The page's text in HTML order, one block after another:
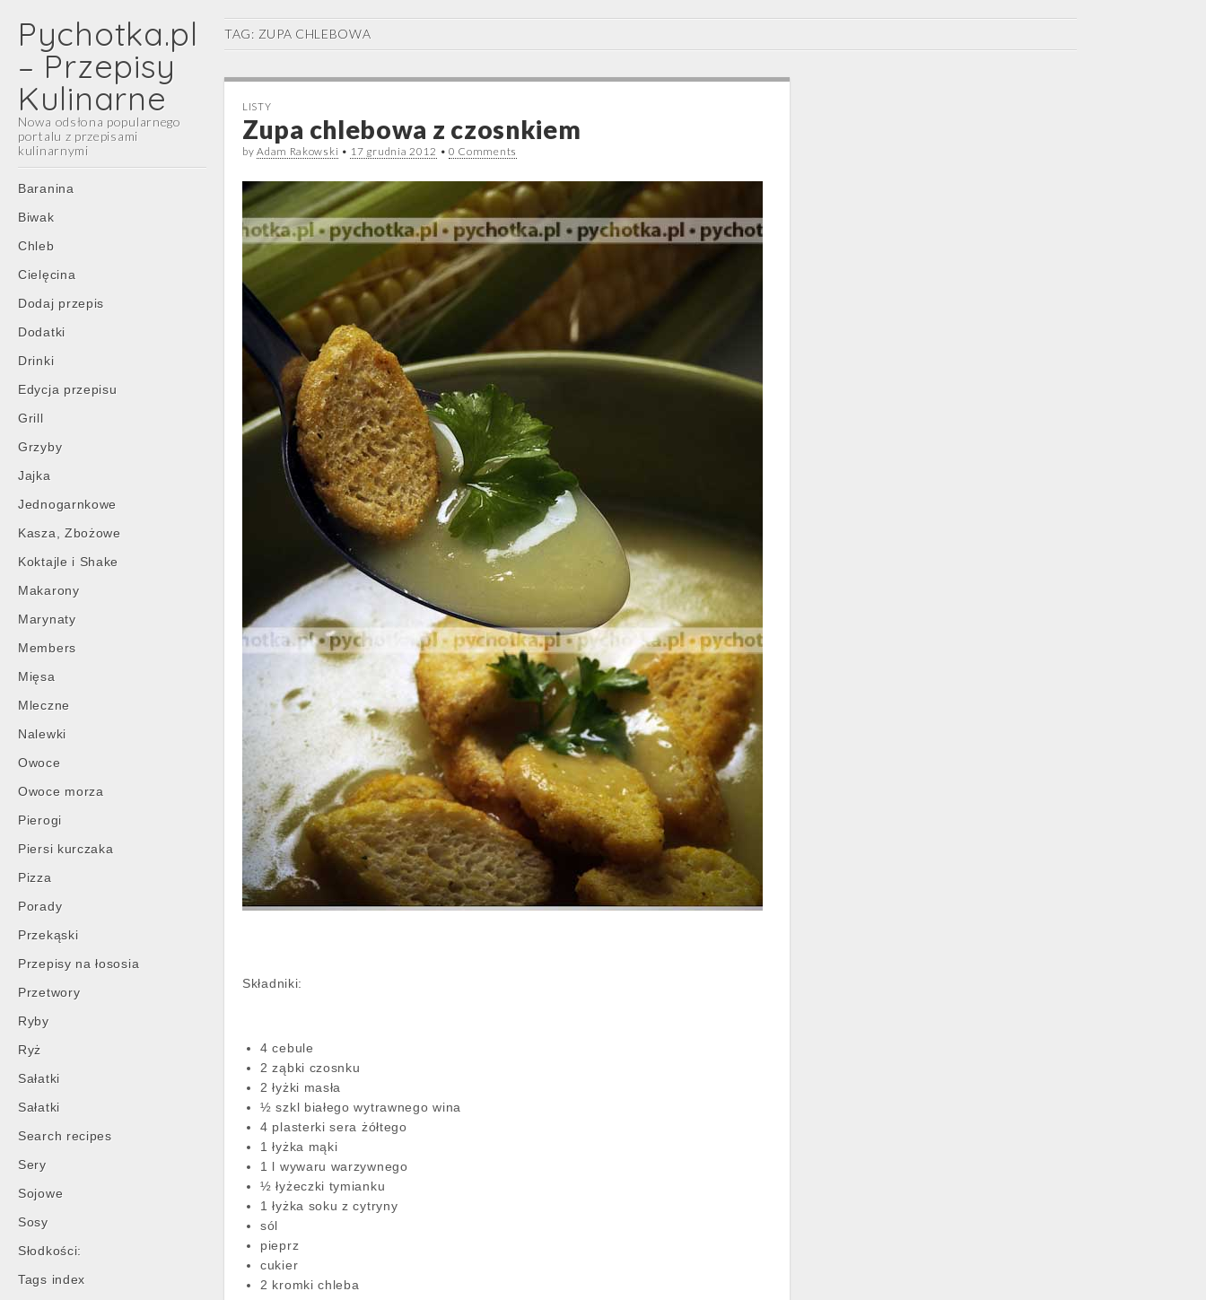
Pychotka.pl
– Przepisy
Kulinarne
Nowa odsłona popularnego
portalu z przepisami
kulinarnymi
Main
menu
Skip
content
Baranina
Biwak
Chleb
Cielęcina
Dodaj przepis
Dodatki
Drinki
Edycja przepisu
Grill
Grzyby
Jajka
Jednogarnkowe
Kasza, Zbożowe
Koktajle i Shake
Makarony
Marynaty
Members
Mięsa
Mleczne
Nalewki
Owoce
Owoce morza
Pierogi
Piersi kurczaka
Pizza
Porady
Przekąski
Przepisy na łososia
Przetwory
Ryby
Ryż
Sałatki
Sałatki
Search recipes
Sery
Sojowe
Sosy
Słodkości:
Tags index
TAG: ZUPA CHLEBOWA
LISTY
Zupa chlebowa z czosnkiem
byAdam Rakowski • 17 grudnia 2012 • 0 Comments
Składniki:
4 cebule
2 ząbki czosnku
2 łyżki masła
½ szkl białego wytrawnego wina
4 plasterki sera żółtego
1 łyżka mąki
1 l wywaru warzywnego
½ łyżeczki tymianku
1 łyżka soku z cytryny
sól
pieprz
cukier
2 kromki chleba